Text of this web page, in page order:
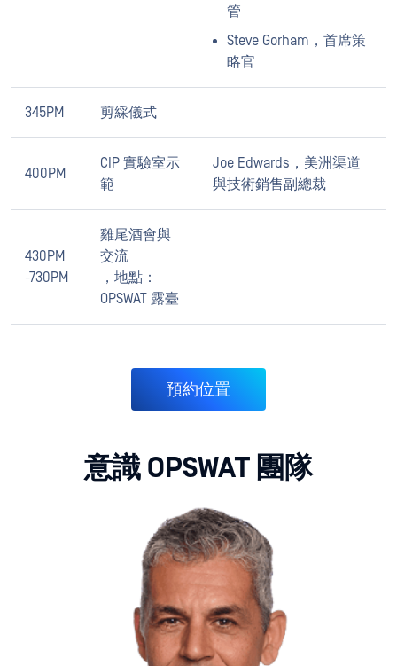
管
Steve Gorham，首席策
略官
345PM 剪綵儀式
400PM
CIP 實驗室示
範
Joe Edwards，美洲渠道
與技術銷售副總裁
430PM
-730PM
雞尾酒會與
交流
，地點：
OPSWAT 露臺
預約位置
意識 OPSWAT 團隊